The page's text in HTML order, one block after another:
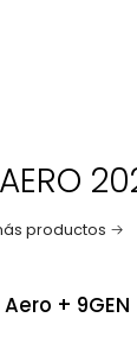
productos
+ 9GEN